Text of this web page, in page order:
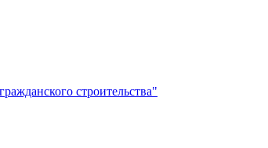
строительства"